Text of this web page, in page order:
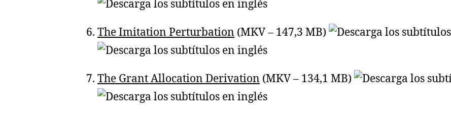
The Imitation Perturbation (MKV – 147,3 MB)
The Grant Allocation Derivation (MKV – 134,1 MB)